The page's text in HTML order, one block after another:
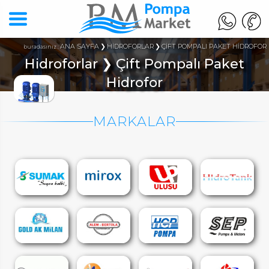
buradasınız :ANA SAYFA HİDROFORLAR ÇİFT POMPALI PAKET HİDROFOR
Hidroforlar ❯ Çift Pompalı Paket
Hidrofor
MARKALAR